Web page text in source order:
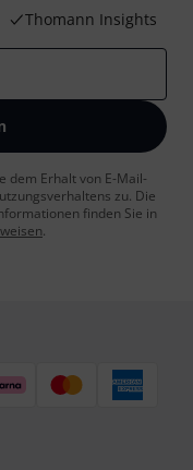
Thomann Insights
dem Erhalt von E-Mail-
zu. Die
finden Sie in
.